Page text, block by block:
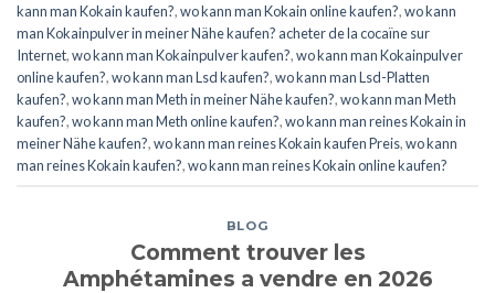
kann man Kokain kaufen?,wo kann man Kokain online kaufen?,wo kann
man Kokainpulver in meiner Nähe kaufen? acheter de la cocaïne sur
Internet,wo kann man Kokainpulver kaufen?,wo kann man Kokainpulver
online kaufen?,wo kann man Lsd kaufen?,wo kann man Lsd-Platten
kaufen?,wo kann man Meth in meiner Nähe kaufen?,wo kann man Meth
kaufen?,wo kann man Meth online kaufen?,wo kann man reines Kokain in
meiner Nähe kaufen?,wo kann man reines Kokain kaufen Preis,wo kann
man reines Kokain kaufen?,wo kann man reines Kokain online kaufen?
BLOG
Comment trouver les
Amphétamines a vendre en 2026